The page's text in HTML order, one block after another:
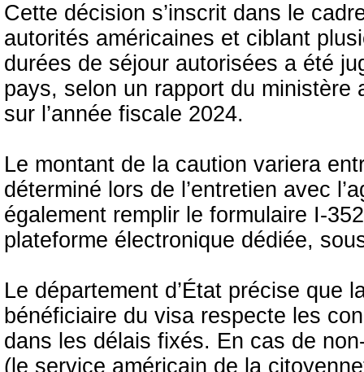
Cette décision s’inscrit dans le
autorités américaines et ciblant
durées de séjour autorisées a été
pays, selon un rapport du ministère
sur l’année fiscale 2024.
Le montant de la caution variera
déterminé lors de l’entretien avec
également remplir le formulaire I-
plateforme électronique dédiée,
Le département d’État précise que
bénéficiaire du visa respecte les
dans les délais fixés. En cas de
(le service américain de la